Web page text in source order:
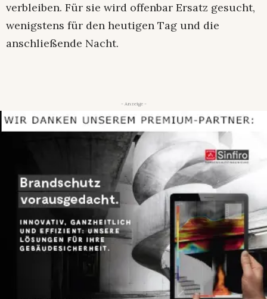
verbleiben. Für sie wird offenbar Ersatz gesucht,
wenigstens für den heutigen Tag und die
anschließende Nacht.
- Anzeige -